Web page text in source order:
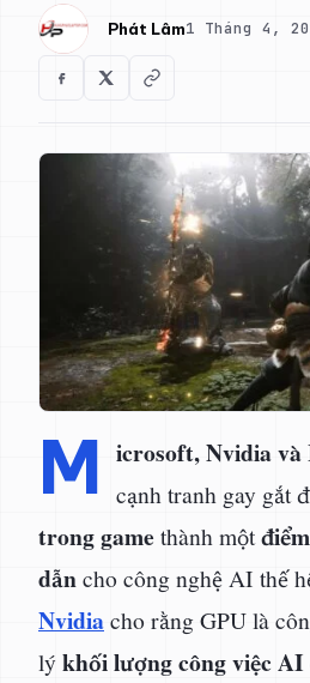
Phát Lâm1 Tháng 4,
M icrosoft, Nvidia
cạnh tranh gay gắt
trong gamethành một
dẫncho công nghệ AI thế
Nvidiacho rằng GPU là
lý khối lượng công việc AI